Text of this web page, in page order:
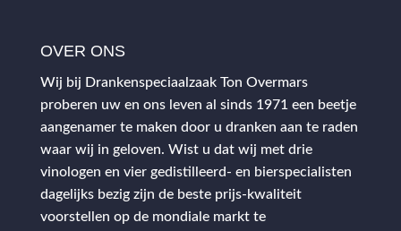
OVER ONS
Wij bij Drankenspeciaalzaak Ton Overmars
proberen uw en ons leven al sinds 1971 een beetje
aangenamer te maken door u dranken aan te raden
waar wij in geloven. Wist u dat wij met drie
vinologen en vier gedistilleerd- en bierspecialisten
dagelijks bezig zijn de beste prijs-kwaliteit
voorstellen op de mondiale markt te